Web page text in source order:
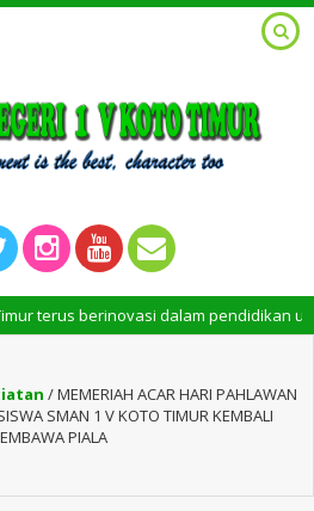
dalam pendidikan untuk
/MEMERIAH ACAR HARI PAHLAWAN
SMAN 1 V KOTO TIMUR KEMBALI
PIALA